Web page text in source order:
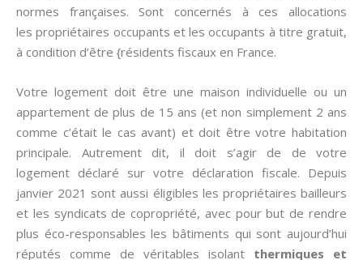
normes françaises. Sont concernés à ces allocations
les propriétaires occupants et les occupants à titre gratuit,
à condition d’être {résidents fiscaux en France.
Votre logement doit être une maison individuelle ou un
appartement de plus de 15 ans (et non simplement 2 ans
comme c’était le cas avant) et doit être votre habitation
principale. Autrement dit, il doit s’agir de de votre
logement déclaré sur votre déclaration fiscale. Depuis
janvier 2021 sont aussi éligibles les propriétaires bailleurs
et les syndicats de copropriété, avec pour but de rendre
plus éco-responsables les bâtiments qui sont aujourd’hui
réputés comme de véritables isolant thermiques et